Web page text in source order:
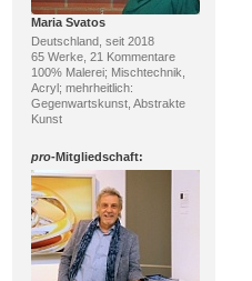
Maria Svatos
Deutschland, seit 2018
65 Werke, 21 Kommentare
100% Malerei; Mischtechnik,
Acryl; mehrheitlich:
Gegenwartskunst, Abstrakte
Kunst
pro-Mitgliedschaft: